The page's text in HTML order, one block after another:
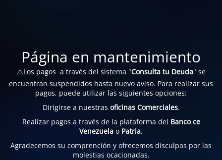
Página en mantenimiento
⚠️Los pagos a través del sistema "Consulta tu Deuda" se
encuentran suspendidos hasta nuevo aviso. Para realizar sus
pagos, puede utilizar las siguientes opciones:
Dirigirse a nuestras oficinas Comerciales.
Realizar pagos a través de la plataforma del Banco ce
Venezuela o Patria.
Agradecemos su comprención y ofrecemos disculpas por las
molestias ocacionadas.